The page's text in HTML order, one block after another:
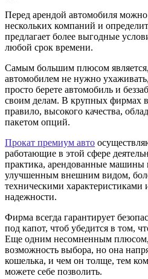
Перед арендой автомобиля можно
нескольких компаний и
предлагает более выгодные
любой срок времени.
Самым большим плюсом
автомобилем не нужно
просто берете автомобиль и
своим делам. В крупных фирмах
правило, высокого качества,
пакетом опций.
Прокат премиум авто
работающие в этой сфере
практика, арендованные машины
улучшенным внешним видом,
техническими
надежности.
Фирма всегда гарантирует
под капот, чтоб убедится в том,
Еще одним несомненным
возможность выбора, но она
кошелька, и чем он толще, тем
можете себе позволить.